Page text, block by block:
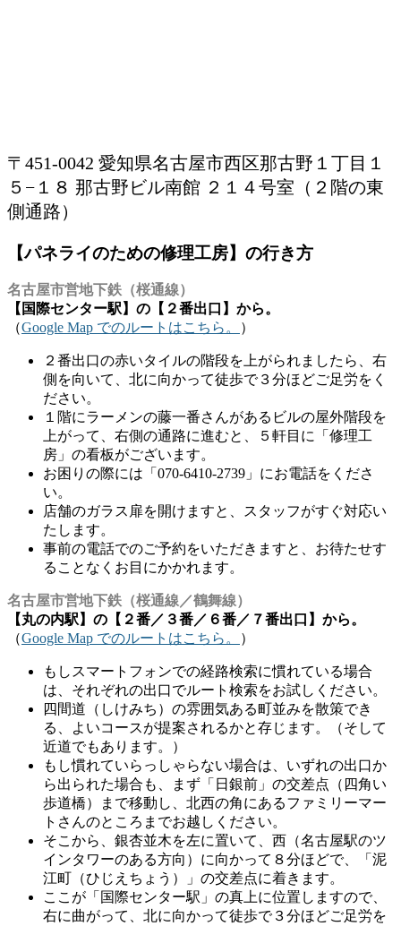
〒451-0042 愛知県名古屋市西区那古野１丁目１
５−１８ 那古野ビル南館 ２１４号室（２階の東
側通路）
【パネライのための修理工房】の行き方
名古屋市営地下鉄（桜通線）
【国際センター駅】の【２番出口】から。
（Google Map でのルートはこちら。 ）
２番出口の赤いタイルの階段を上がられましたら、右
側を向いて、北に向かって徒歩で３分ほどご足労をく
ださい。
１階にラーメンの藤一番さんがあるビルの屋外階段を
上がって、右側の通路に進むと、５軒目に「修理工
房」の看板がございます。
お困りの際には「070-6410-2739」にお電話をくださ
い。
店舗のガラス扉を開けますと、スタッフがすぐ対応い
たします。
事前の電話でのご予約をいただきますと、お待たせす
ることなくお目にかかれます。
名古屋市営地下鉄（桜通線／鶴舞線）
【丸の内駅】の【２番／３番／６番／７番出口】から。
（Google Map でのルートはこちら。 ）
もしスマートフォンでの経路検索に慣れている場合
は、それぞれの出口でルート検索をお試しください。
四間道（しけみち）の雰囲気ある町並みを散策でき
る、よいコースが提案されるかと存じます。（そして
近道でもあります。）
もし慣れていらっしゃらない場合は、いずれの出口か
ら出られた場合も、まず「日銀前」の交差点（四角い
歩道橋）まで移動し、北西の角にあるファミリーマー
トさんのところまでお越しください。
そこから、銀杏並木を左に置いて、西（名古屋駅のツ
インタワーのある方向）に向かって８分ほどで、「泥
江町（ひじえちょう）」の交差点に着きます。
ここが「国際センター駅」の真上に位置しますので、
右に曲がって、北に向かって徒歩で３分ほどご足労を